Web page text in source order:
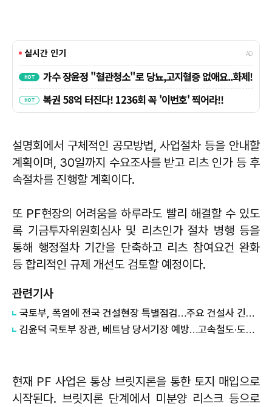
설명회에서 구체적인 공모방법, 사업절차 등을 안내할
계획이며, 30일까지 수요조사를 받고 리츠 인가 등 후
속절차를 진행할 계획이다.
또 PF현장의 어려움을 하루라도 빨리 해결할 수 있도
록 기금투자위원회심사 및 리츠인가 절차 병행 등을
통해 행정절차 기간을 단축하고 리츠 참여요건 완화
등 합리적인 규제 개선도 검토할 예정이다.
관련기사
국토부, 폭염에 전국 건설현장 특별점검…주요 건설사 긴급회의 개최
김윤덕 국토부 장관, 베트남 당서기장 예방…고속철도·도시개발 협력 구체화
현재 PF 사업은 통상 브릿지론을 통한 토지 매입으로
시작된다. 브릿지론 단계에서 미분양 리스크 등으로